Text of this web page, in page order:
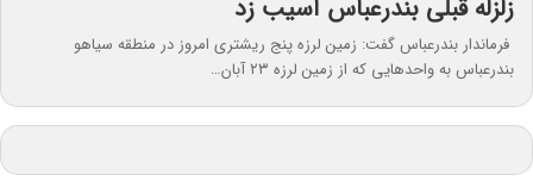
زلزله قبلی بندرعباس آسیب زد
فرماندار بندرعباس گفت: زمین لرزه پنج ریشتری امروز در منطقه سیاهو
بندرعباس به واحدهایی که از زمین لرزه ۲۳ آبان…